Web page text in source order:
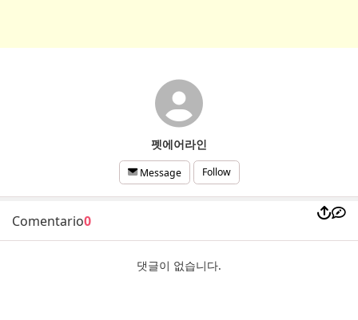
펫에어라인
Message Follow
Comentario0
댓글이 없습니다.